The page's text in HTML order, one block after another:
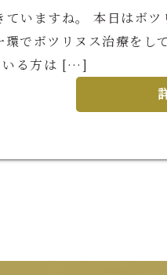
いますね。 本日はボツ
でボツリヌス治療をし
いる方は […]